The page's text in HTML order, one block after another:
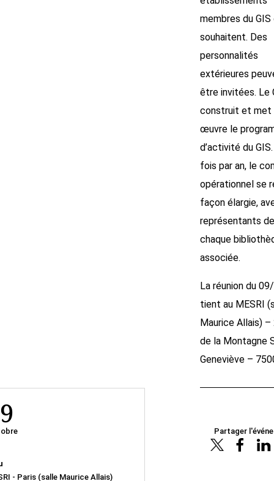
membres du GIS
souhaitent. Des
personnalités
extérieures
être invitées. Le
construit et met
œuvre le
d’activité du
fois par an, le
opérationnel se
façon élargie,
représentants de
chaque
associée.
La réunion du
tient au MESRI
Maurice Allais) –
de la Montagne
Geneviève –
- Paris (salle Maurice Allais)
Partager